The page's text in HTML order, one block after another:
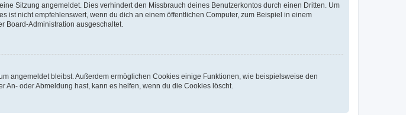
Sitzung angemeldet. Dies verhindert den Missbrauch deines Benutzerkontos durch einen Dritten. Um
ist nicht empfehlenswert, wenn du dich an einem öffentlichen Computer, zum Beispiel in einem
Board-Administration ausgeschaltet.
angemeldet bleibst. Außerdem ermöglichen Cookies einige Funktionen, wie beispielsweise den
An- oder Abmeldung hast, kann es helfen, wenn du die Cookies löscht.